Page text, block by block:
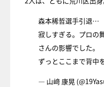
森本稀哲選手引退…
寂しすぎる。プロの
さんの影響でした。
ずっとここまで背中
— 山﨑 康晃